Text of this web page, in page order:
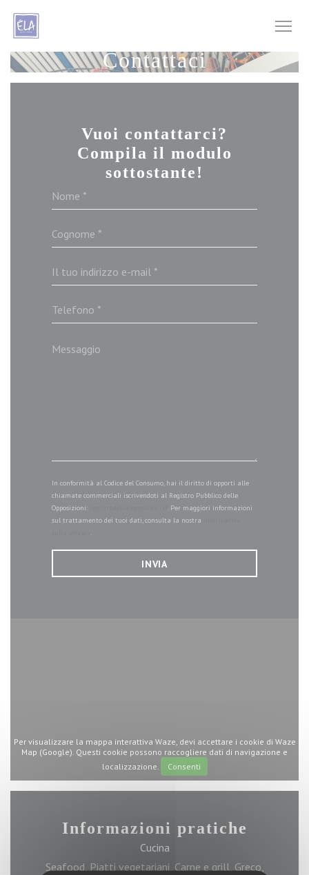
Personalizzazione delle tue scelte sui cookie
Contattaci
Vuoi contattarci?
Compila il modulo
sottostante!
In conformità al Codice del Consumo, hai il diritto di opporti alle
chiamate commerciali iscrivendoti al Registro Pubblico delle
Opposizioni:
. Per maggiori informazioni
sul trattamento dei tuoi dati, consulta la nostra
.
Per visualizzare la mappa interattiva Waze, devi accettare i cookie di Waze
Map (Google). Questi cookie possono raccogliere dati di navigazione e
localizzazione.
Consenti
Informazioni pratiche
Cucina
Seafood, Piatti vegetariani, Carne e grill, Greco,